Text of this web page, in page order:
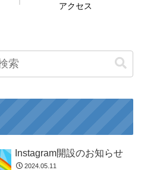
アクセス
Instagram開設のお知らせ
2024.05.11